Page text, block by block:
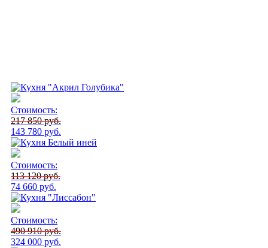
Стоимость:
217 850 руб.
143 780 руб.
Стоимость:
113 120 руб.
74 660 руб.
Стоимость:
490 910 руб.
324 000 руб.